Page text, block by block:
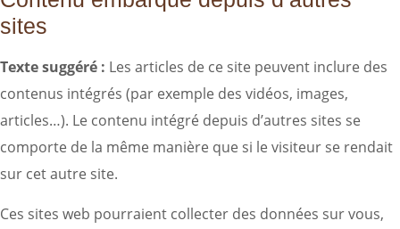
sites
Texte suggéré : Les articles de ce site peuvent inclure des
contenus intégrés (par exemple des vidéos, images,
articles…). Le contenu intégré depuis d’autres sites se
comporte de la même manière que si le visiteur se rendait
sur cet autre site.
Ces sites web pourraient collecter des données sur vous,